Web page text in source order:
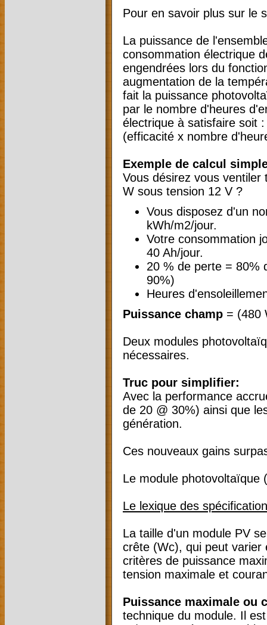
Pour en savoir plus sur le
La puissance de
consommation électrique
engendrées lors du
augmentation de la
fait la puissance
par le nombre d'heures
électrique à satisfaire soit
(efficacité x nombre
Exemple de calcul
Vous désirez vous
W sous tension 12 V ?
Vous disposez d'un
kWh/m2/jour.
Votre consommation
40 Ah/jour.
20 % de perte = 80%
90%)
Heures
Puissance champ = (480
Deux modules
nécessaires.
Truc pour simplifier:
Avec la performance
de 20 @ 30%) ainsi que
génération.
Ces nouveaux gains
Le module photovoltaïque
Le lexique des
La taille d'un module PV
crête (Wc), qui peut varier
critères de puissance
tension maximale et
Puissance maximale ou
technique du module. Il